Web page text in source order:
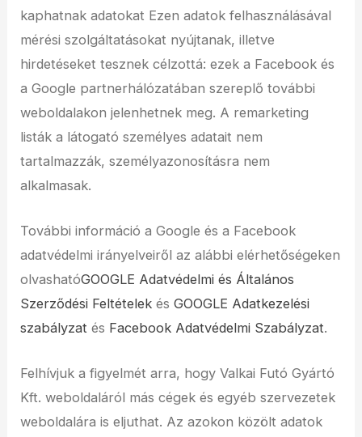
kaphatnak adatokat Ezen adatok felhasználásával
mérési szolgáltatásokat nyújtanak, illetve
hirdetéseket tesznek célzottá: ezek a Facebook és
a Google partnerhálózatában szereplő további
weboldalakon jelenhetnek meg. A remarketing
listák a látogató személyes adatait nem
tartalmazzák, személyazonosításra nem
alkalmasak.
További információ a Google és a Facebook
adatvédelmi irányelveiről az alábbi elérhetőségeken
olvashatóGOOGLE Adatvédelmi és Általános
Szerződési Feltételek ésGOOGLE Adatkezelési
szabályzat és Facebook Adatvédelmi Szabályzat.
Felhívjuk a figyelmét arra, hogy Valkai Futó Gyártó
Kft. weboldaláról más cégek és egyéb szervezetek
weboldalára is eljuthat. Az azokon közölt adatok